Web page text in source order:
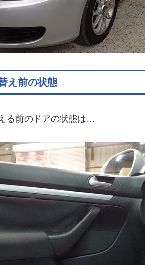
え前の状態
る前のドアの状態は…